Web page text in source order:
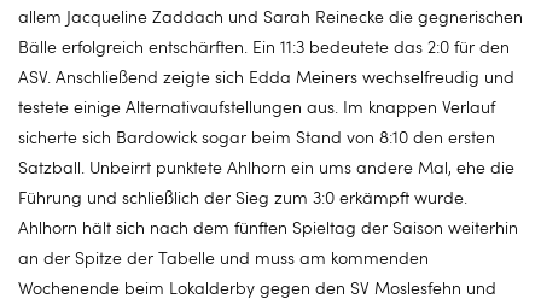
allem Jacqueline Zaddach und Sarah Reinecke die gegnerischen
Bälle erfolgreich entschärften. Ein 11:3 bedeutete das 2:0 für den
ASV. Anschließend zeigte sich Edda Meiners wechselfreudig und
testete einige Alternativaufstellungen aus. Im knappen Verlauf
sicherte sich Bardowick sogar beim Stand von 8:10 den ersten
Satzball. Unbeirrt punktete Ahlhorn ein ums andere Mal, ehe die
Führung und schließlich der Sieg zum 3:0 erkämpft wurde.
Ahlhorn hält sich nach dem fünften Spieltag der Saison weiterhin
an der Spitze der Tabelle und muss am kommenden
Wochenende beim Lokalderby gegen den SV Moslesfehn und